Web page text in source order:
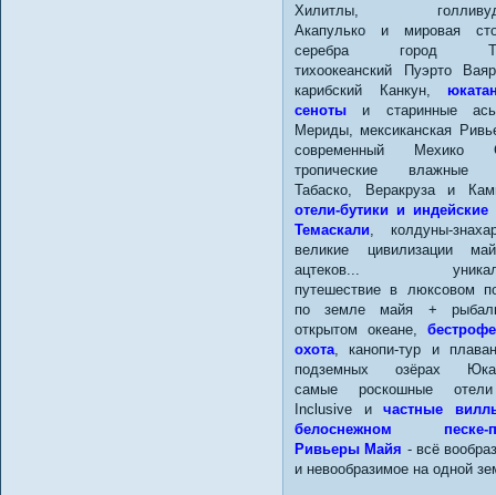
Хилитлы,
Акапулько и мировая
серебра город
тихоокеанский Пуэрто
карибский Канкун,
сеноты и старинные
Мериды, мексиканская
современный Мехико
тропические влажные
Табаско, Веракруза и
отели-бутики и индейские
Темаскали , колдуны-
великие цивилизации
ацтеков...
путешествие в люксовом
по земле майя +
открытом океане,
охота , канопи-тур и
подземных озёрах
самые роскошные
Inclusive и частные
белоснежном песке-
Ривьеры Майя - всё
и невообразимое на одной